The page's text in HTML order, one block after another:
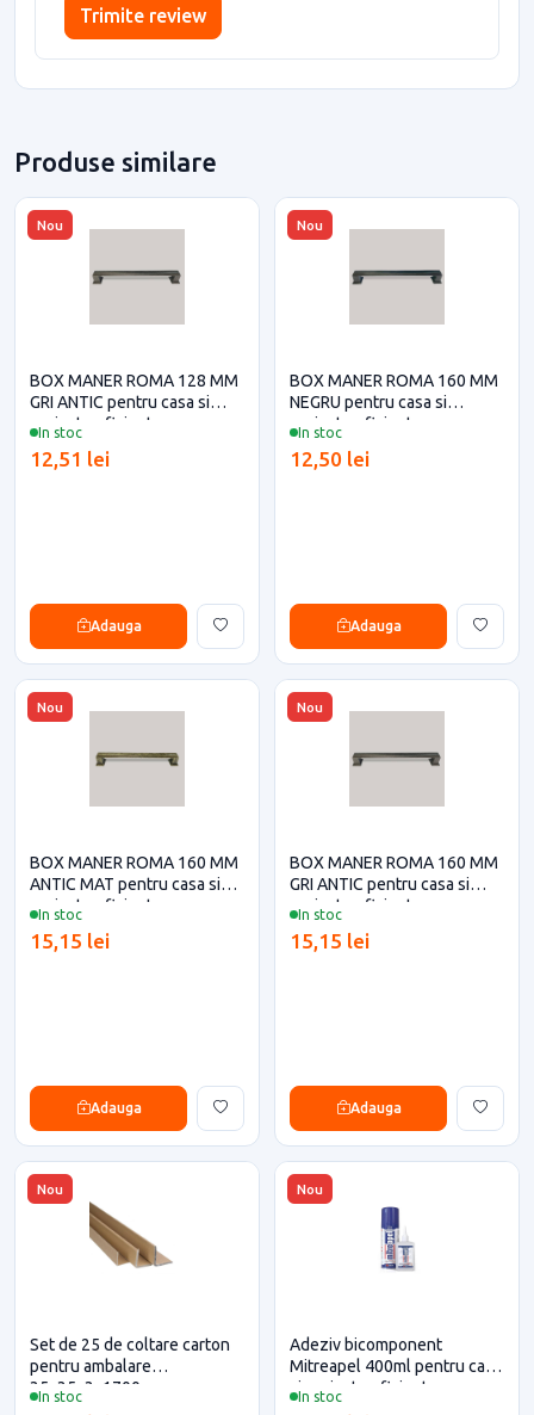
Trimite review
Produse similare
Nou
In stoc
BOX MANER ROMA 128 MM
GRI ANTIC pentru casa si
proiecte eficiente
12,51 lei
Adauga
Nou
In stoc
BOX MANER ROMA 160 MM
NEGRU pentru casa si
proiecte eficiente
12,50 lei
Adauga
Nou
In stoc
BOX MANER ROMA 160 MM
ANTIC MAT pentru casa si
proiecte eficiente
15,15 lei
Adauga
Nou
In stoc
BOX MANER ROMA 160 MM
GRI ANTIC pentru casa si
proiecte eficiente
15,15 lei
Adauga
Nou
In stoc
Set de 25 de coltare carton
pentru ambalare
35x35x3x1700
Nou
In stoc
Adeziv bicomponent
Mitreapel 400ml pentru casa
si proiecte eficiente